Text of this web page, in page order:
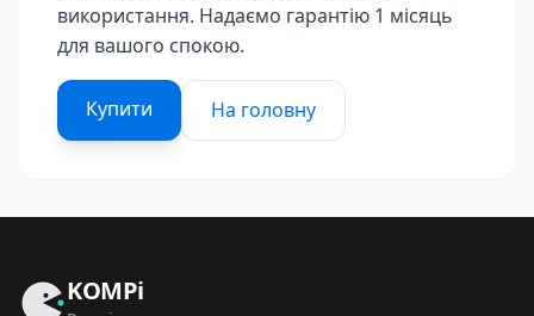
використання. Надаємо гарантію 1 місяць
для вашого спокою.
Купити На головну
KOMPi